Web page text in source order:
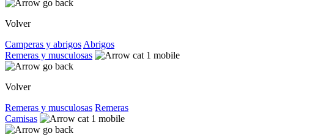
Volver
Camperas y abrigos Abrigos
Remeras y musculosas
Volver
Remeras y musculosas Remeras
Camisas